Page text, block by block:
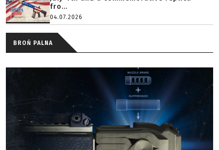
fro...
04.07.2026
BROŃ PALNA